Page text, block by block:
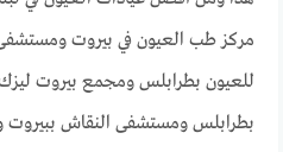
مركز طب العيون في بيروت
للعيون بطرابلس ومجمع بيروت
بطرابلس ومستشفى النقاش ببيروت